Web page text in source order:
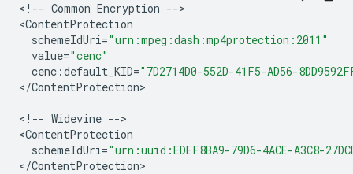
< !-- Common Encryption -->
<ContentProtection
schemeIdUri="urn:mpeg:dash:mp4protection:2011"
value="cenc"
cenc :default_KID="7D2714D0-552D-41F5-AD56-
</ContentProtection>
< !-- Widevine -->
<ContentProtection
schemeIdUri="urn:uuid:EDEF8BA9-79D6-4ACE-A3C8-
</ContentProtection